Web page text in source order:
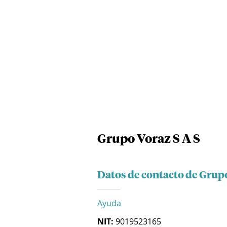
Grupo Voraz S A S
Datos de contacto de
Ayuda
NIT: 9019523165